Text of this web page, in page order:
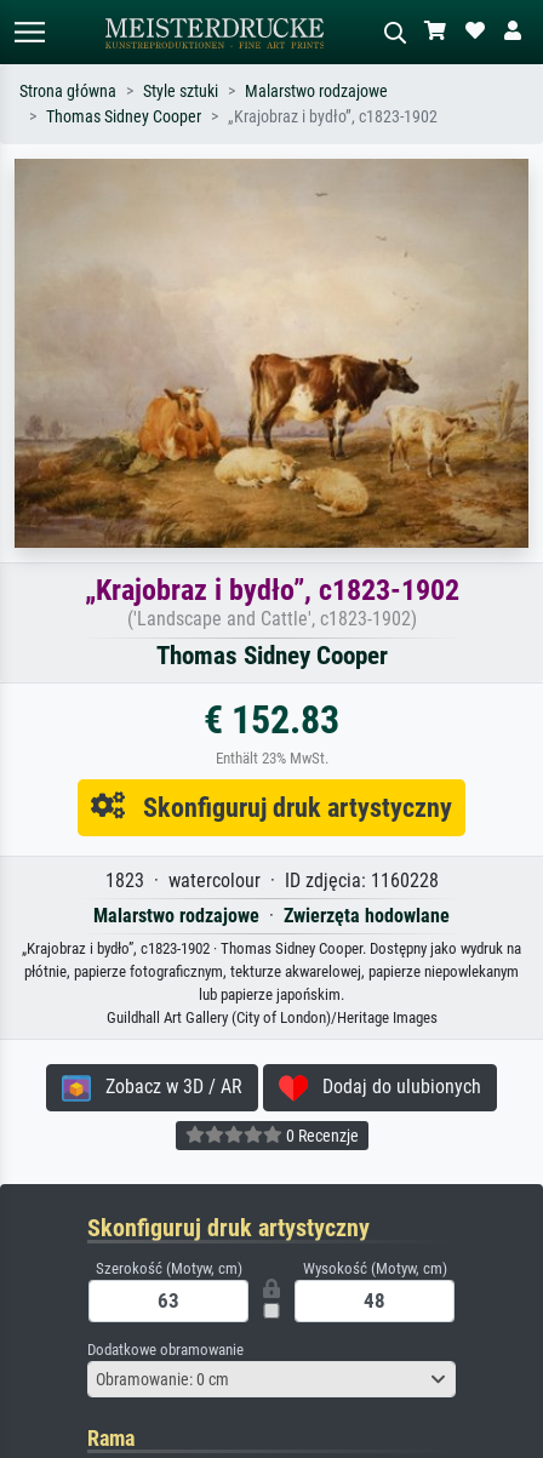
abstrakcja z czerwienią, ciemny olej,
Strona główna Style sztuki
Malarstwo rodzajowe
Thomas Sidney Cooper
„Krajobraz i bydło”, c1823-1902
„Krajobraz i bydło”, c1823-1902
('Landscape and Cattle', c1823-1902)
Thomas Sidney Cooper
€ 152.83
Enthält 23% MwSt.
Skonfiguruj druk artystyczny
1823 · watercolour · ID zdjęcia: 1160228
Malarstwo rodzajowe · Zwierzęta hodowlane
„Krajobraz i bydło”, c1823-1902 · Thomas Sidney Cooper. Dostępny jako wydruk na
płótnie, papierze fotograficznym, tekturze akwarelowej, papierze niepowlekanym
lub papierze japońskim.
Guildhall Art Gallery (City of London)/Heritage Images
Zobacz w 3D / AR Dodaj do ulubionych
0 Recenzje
Skonfiguruj druk artystyczny
Szerokość (Motyw, cm) Wysokość (Motyw, cm)
Dodatkowe obramowanie
Obramowanie: 0 cm
Rama